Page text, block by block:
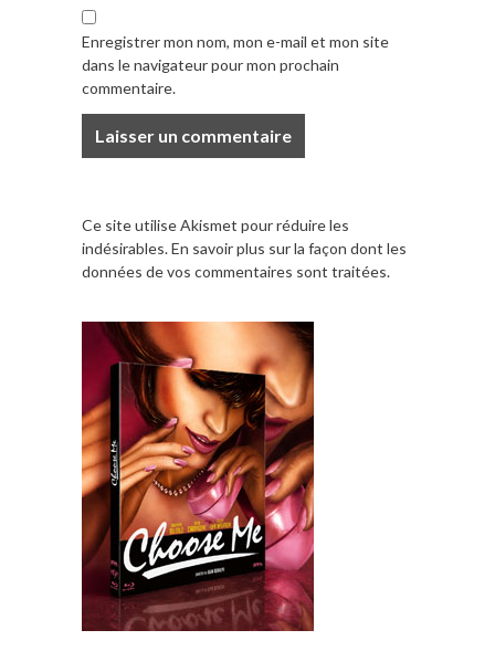
Enregistrer mon nom, mon e-mail et mon site
dans le navigateur pour mon prochain
commentaire.
Ce site utilise Akismet pour réduire les
indésirables.En savoir plus sur la façon dont les
données de vos commentaires sont traitées.